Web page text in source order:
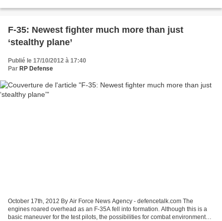
F-35: Newest fighter much more than just
‘stealthy plane’
Publié le 17/10/2012 à 17:40
Par RP Defense
October 17th, 2012 By Air Force News Agency - defencetalk.com The
engines roared overhead as an F-35A fell into formation. Although this is a
basic maneuver for the test pilots, the possibilities for combat environments